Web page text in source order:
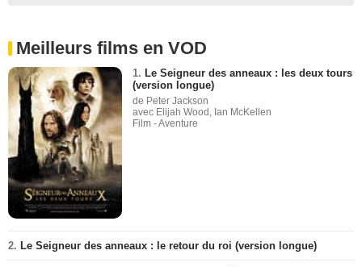
Meilleurs films en VOD
1. Le Seigneur des anneaux : les deux tours
(version longue)
de Peter Jackson
avec Elijah Wood, Ian McKellen
Film - Aventure
2. Le Seigneur des anneaux : le retour du roi (version longue)